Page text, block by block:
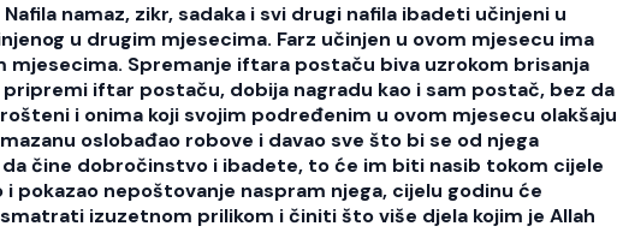
namaz, zikr, sadaka i svi drugi nafila ibadeti učinjeni u
u drugim mjesecima. Farz učinjen u ovom mjesecu ima
Spremanje iftara postaču biva uzrokom brisanja
pripremi iftar postaču, dobija nagradu kao i sam postač, bez da
i onima koji svojim podređenim u ovom mjesecu olakšaju
oslobađao robove i davao sve što bi se od njega
čine dobročinstvo i ibadete, to će im biti nasib tokom cijele
pokazao nepoštovanje naspram njega, cijelu godinu će
izuzetnom prilikom i činiti što više djela kojim je Allah